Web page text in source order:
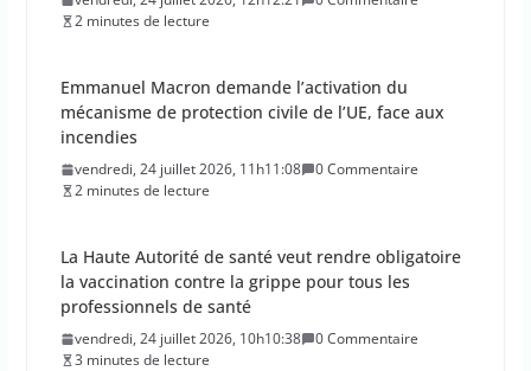
2 minutes de lecture
Emmanuel Macron demande l’activation du
mécanisme de protection civile de l’UE, face aux
incendies
vendredi, 24 juillet 2026, 11h11:08
0 Commentaire
2 minutes de lecture
La Haute Autorité de santé veut rendre obligatoire
la vaccination contre la grippe pour tous les
professionnels de santé
vendredi, 24 juillet 2026, 10h10:38
0 Commentaire
3 minutes de lecture